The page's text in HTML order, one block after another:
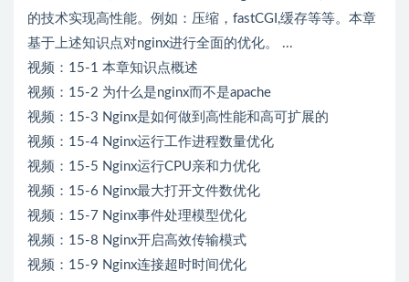
的技术实现高性能。例如：压缩，fastCGI,缓存等等。本章
基于上述知识点对nginx进行全面的优化。 ...
视频：15-1 本章知识点概述
视频：15-2 为什么是nginx而不是apache
视频：15-3 Nginx是如何做到高性能和高可扩展的
视频：15-4 Nginx运行工作进程数量优化
视频：15-5 Nginx运行CPU亲和力优化
视频：15-6 Nginx最大打开文件数优化
视频：15-7 Nginx事件处理模型优化
视频：15-8 Nginx开启高效传输模式
视频：15-9 Nginx连接超时时间优化